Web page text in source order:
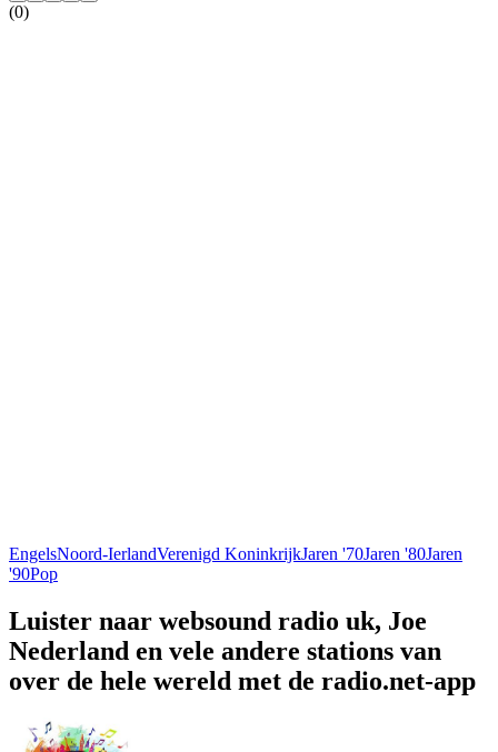
(0)
EngelsNoord-IerlandVerenigd KoninkrijkJaren '70Jaren '80Jaren
'90Pop
Luister naar websound radio uk, Joe
Nederland en vele andere stations van
over de hele wereld met de radio.net-app